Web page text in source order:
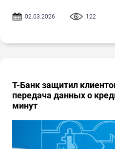
02.03.2026 122
Т-Банк защитил
передача данных о
минут